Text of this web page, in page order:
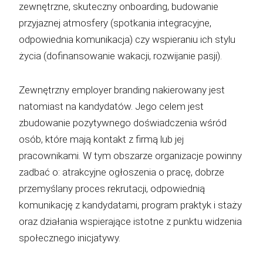
zewnętrzne, skuteczny onboarding, budowanie
przyjaznej atmosfery (spotkania integracyjne,
odpowiednia komunikacja) czy wspieraniu ich stylu
życia (dofinansowanie wakacji, rozwijanie pasji).
Zewnętrzny employer branding nakierowany jest
natomiast na kandydatów. Jego celem jest
zbudowanie pozytywnego doświadczenia wśród
osób, które mają kontakt z firmą lub jej
pracownikami. W tym obszarze organizacje powinny
zadbać o: atrakcyjne ogłoszenia o pracę, dobrze
przemyślany proces rekrutacji, odpowiednią
komunikację z kandydatami, program praktyk i staży
oraz działania wspierające istotne z punktu widzenia
społecznego inicjatywy.